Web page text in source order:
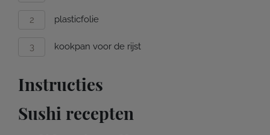
plasticfolie
kookpan voor de rijst
Instructies
Sushi recepten